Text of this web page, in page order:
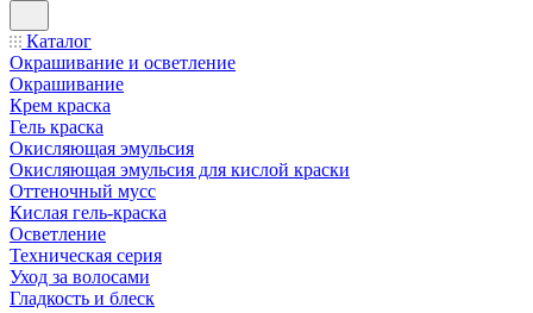
Каталог
Окрашивание и осветление
Окрашивание
Крем краска
Гель краска
Окисляющая эмульсия
Окисляющая эмульсия для кислой краски
Оттеночный мусс
Кислая гель-краска
Осветление
Техническая серия
Уход за волосами
Гладкость и блеск